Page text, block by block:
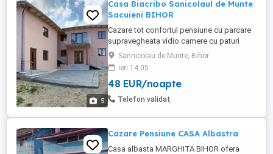
5
Casa Biacribo Sanicolaul de Munte
Sacuieni BIHOR
Cazare tot confortul pensiune cu parcare
supravegheata vidio camere cu paturi
matrimoniale cu bai proprii wifi tv ciubar
,gratare , loc de gatit , si alte facilitati
camere pentru 2 si 3 persone camerele
dispun de incalzire reglabila dupa
preferintele cazatilor .pentru MUNCITORI
Sannicolau de Munte, Bihor
ieri 14:05
48 EUR/noapte
Telefon validat
Cazare Pensiune CASA Albastra
Casa albasta MARGHITA BIHOR ofera